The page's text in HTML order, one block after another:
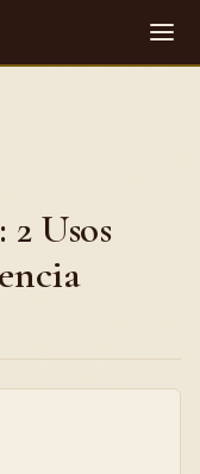
Usos